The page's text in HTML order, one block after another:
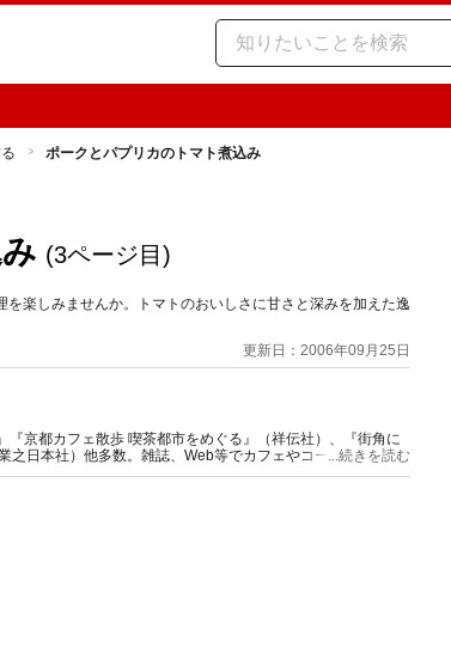
ポークとパプリカのトマト煮込み
(3ページ目)
楽しみませんか。トマトのおいしさに甘さと深みを加えた逸
更新日：2006年09月25日
京都カフェ散歩 喫茶都市をめぐる』（祥伝社）、『街角に
之日本社）他多数。雑誌、Web等でカフェやコーヒー特集の
...続きを読む